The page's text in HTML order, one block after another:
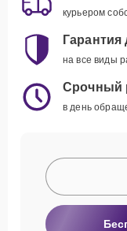
курьером
Гарантия
на все виды
Срочный
в день